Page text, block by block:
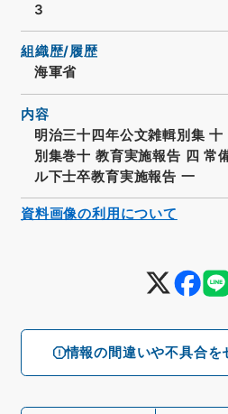
情報の間違いや不具合を
3
組織歴/履歴
海軍省
内容
明治三十四年公文雑輯別集
別集巻十 教育実施報告 四 常
ル下士卒教育実施報告 一
資料画像の利用について